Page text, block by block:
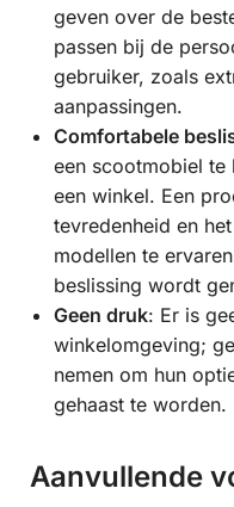
geven over de
passen bij de
gebruiker, zoals
aanpassingen.
Comfortabele
een scootmobiel te
een winkel. Een
tevredenheid en
modellen te
beslissing wordt
Geen druk: Er is
winkelomgeving;
nemen om hun
gehaast te worden.
Aanvullende